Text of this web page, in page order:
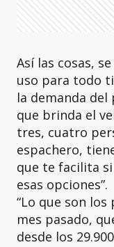
Así las cosas,
uso para todo
la demanda
que brinda el
tres, cuatro
espachero,
que te facilita
esas opciones”.
“Lo que son
mes pasado,
desde los